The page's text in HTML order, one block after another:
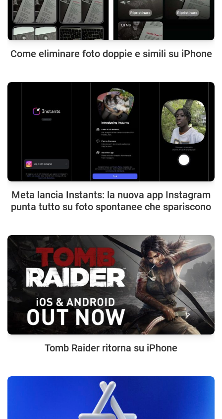
Come eliminare foto doppie e simili su iPhone
Meta lancia Instants: la nuova app Instagram
punta tutto su foto spontanee che spariscono
Tomb Raider ritorna su iPhone